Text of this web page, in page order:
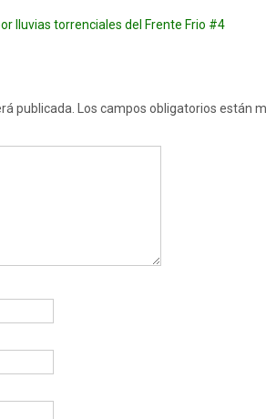
lluvias torrenciales del Frente Frio #4
publicada. Los campos obligatorios están